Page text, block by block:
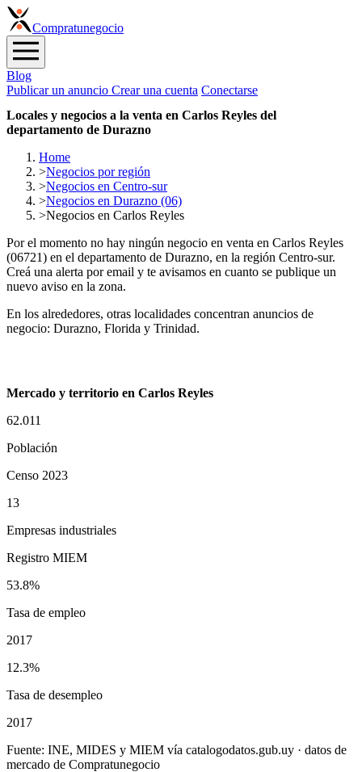
Compratunegocio
Blog
Publicar un anuncio Crear una cuenta Conectarse
Locales y negocios a la venta en Carlos Reyles del
departamento de Durazno
Home
>Negocios por región
>Negocios en Centro-sur
>Negocios en Durazno (06)
>Negocios en Carlos Reyles
Por el momento no hay ningún negocio en venta en Carlos Reyles
(06721) en el departamento de Durazno, en la región Centro-sur.
Creá una alerta por email y te avisamos en cuanto se publique un
nuevo aviso en la zona.
En los alrededores, otras localidades concentran anuncios de
negocio: Durazno, Florida y Trinidad.
Mercado y territorio en Carlos Reyles
62.011
Población
Censo 2023
13
Empresas industriales
Registro MIEM
53.8%
Tasa de empleo
2017
12.3%
Tasa de desempleo
2017
Fuente: INE, MIDES y MIEM vía catalogodatos.gub.uy · datos de
mercado de Compratunegocio